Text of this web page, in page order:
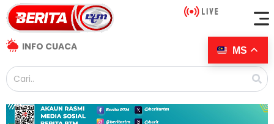
INFO CUACA MS